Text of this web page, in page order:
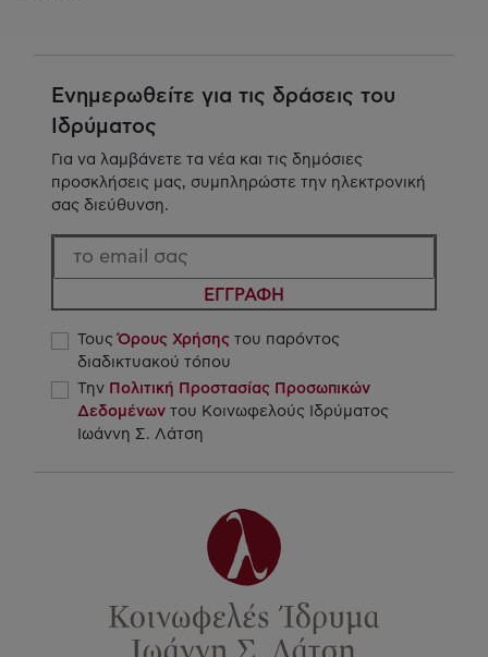
Ενημερωθείτε για τις δράσεις του
Ιδρύματος
Για να λαμβάνετε τα νέα και τις δημόσιες
προσκλήσεις μας, συμπληρώστε την ηλεκτρονική
σας διεύθυνση.
ΕΓΓΡΑΦΗ
ΤουςΌρους Χρήσης του παρόντος
διαδικτυακού τόπου
Την Πολιτική Προστασίας Προσωπικών
Δεδομένων του Κοινωφελούς Ιδρύματος
Ιωάννη Σ. Λάτση